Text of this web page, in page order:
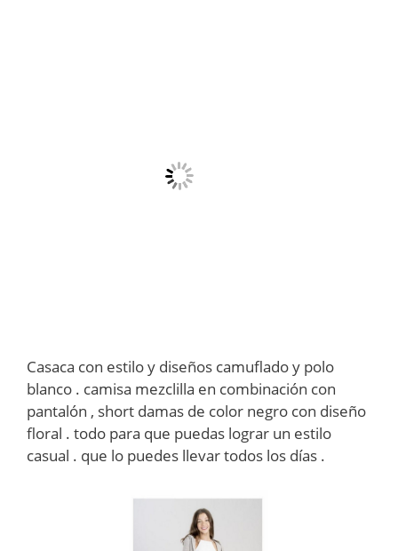
Casaca con estilo y diseños camuflado y polo
blanco . camisa mezclilla en combinación con
pantalón , short damas de color negro con diseño
floral . todo para que puedas lograr un estilo
casual . que lo puedes llevar todos los días .